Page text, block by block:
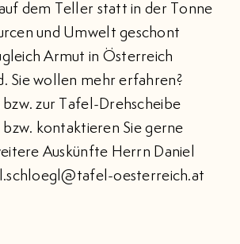
dem Teller statt in der Tonne
und Umwelt geschont
Armut in Österreich
Sie wollen mehr erfahren?
bzw. zur Tafel-Drehscheibe
bzw. kontaktieren Sie gerne
Auskünfte Herrn Daniel
oesterreich.at